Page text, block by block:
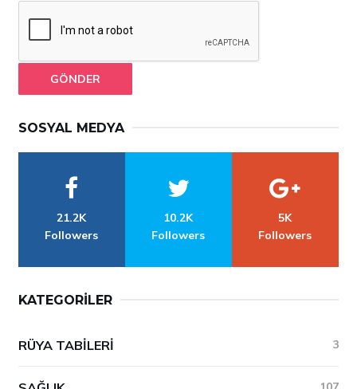
GÖNDER
SOSYAL MEDYA
21.2K
Followers
10.2K
Followers
5K
Followers
KATEGORILER
RÜYA TABILERI 3